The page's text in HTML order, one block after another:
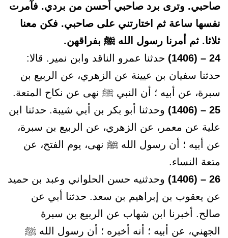
صاحبي. وترى برد صاحبي أحسن من بردي. فآمرت
نفسها ساعة ثم اختارتني على صاحبي. فكن معنا
ثلاثا. ثم أمرنا رسول الله ﷺ بفراقهن.
24 – (1406)
حدثنا عمرو الناقد وابن نمير. قالا:
حدثنا سفيان بن عيينة عن الزهري، عن الربيع بن
سبرة، عن أبيه ؛ أن النبي ﷺ نهى عن نكاح المتعة.
25 – (1406)
وحدثنا أبو بكر بن أبي شيبة. حدثنا ابن
علية عن معمر، عن الزهري، عن الربيع بن سبرة،
عن أبيه ؛ أن رسول الله ﷺ نهى، يوم الفتح، عن
متعة النساء.
26 – (1406)
وحدثنيه حسن الحلواني وعبد بن حميد
عن يعقوب بن إبراهيم بن سعد. حدثنا أبي عن
صالح. أخبرنا ابن شهاب عن الربيع بن سبرة
الجهني، عن أبيه ؛ أنه أخبره ؛ أن رسول الله ﷺ